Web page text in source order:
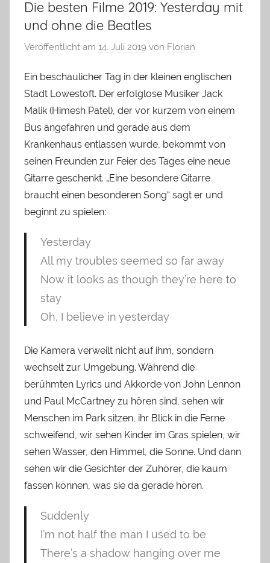
Die besten Filme 2019: Yesterday mit
und ohne die Beatles
Veröffentlicht am 14. Juli 2019 von Florian
Ein beschaulicher Tag in der kleinen englischen
Stadt Lowestoft. Der erfolglose Musiker Jack
Malik (Himesh Patel), der vor kurzem von einem
Bus angefahren und gerade aus dem
Krankenhaus entlassen wurde, bekommt von
seinen Freunden zur Feier des Tages eine neue
Gitarre geschenkt. „Eine besondere Gitarre
braucht einen besonderen Song“ sagt er und
beginnt zu spielen:
Yesterday
All my troubles seemed so far away
Now it looks as though they’re here to
stay
Oh, I believe in yesterday
Die Kamera verweilt nicht auf ihm, sondern
wechselt zur Umgebung. Während die
berühmten Lyrics und Akkorde von John Lennon
und Paul McCartney zu hören sind, sehen wir
Menschen im Park sitzen, ihr Blick in die Ferne
schweifend, wir sehen Kinder im Gras spielen, wir
sehen Wasser, den Himmel, die Sonne. Und dann
sehen wir die Gesichter der Zuhörer, die kaum
fassen können, was sie da gerade hören.
Suddenly
I’m not half the man I used to be
There’s a shadow hanging over me